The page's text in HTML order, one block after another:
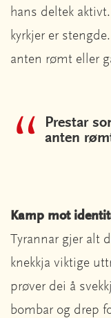
hans deltek
kyrkjer er
anten rømt eller
Prestar
anten
Kamp mot
Tyrannar gjer alt
knekkja viktige
prøver dei å
bombar og drep